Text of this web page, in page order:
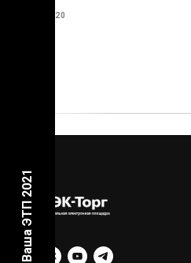
Ваша ЭТП 2021
13.07.2020